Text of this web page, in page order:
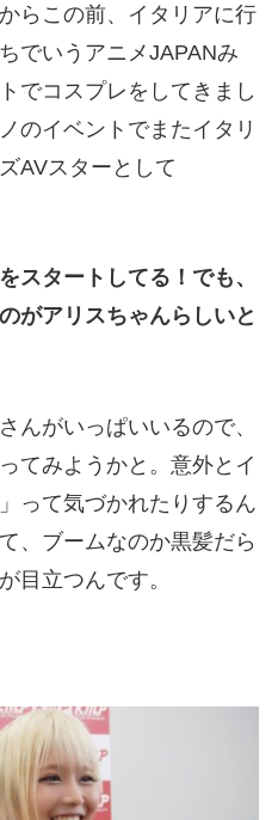
らこの前、イタリアに行
でいうアニメJAPANみ
でコスプレをしてきまし
のイベントでまたイタリ
AVスターとして
タートしてる！でも、
がアリスちゃんらしいと
んがいっぱいいるので、
てみようかと。意外とイ
って気づかれたりするん
、ブームなのか黒髪だら
目立つんです。